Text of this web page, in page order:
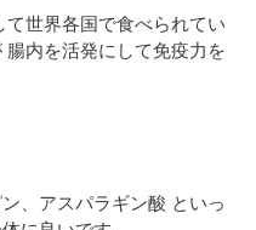
世界各国で食べられてい
内を活発にして免疫力を
、アスパラギン酸 といっ